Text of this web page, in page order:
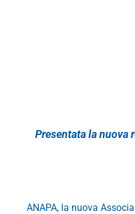
Presentata la nuova
ANAPA, la nuova